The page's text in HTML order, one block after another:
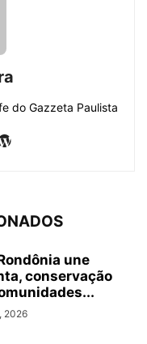
do Gazzeta Paulista
une
conservação
2026